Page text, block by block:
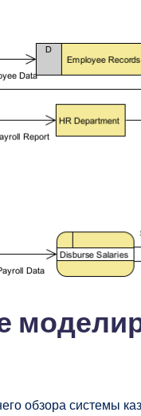
обзора системы